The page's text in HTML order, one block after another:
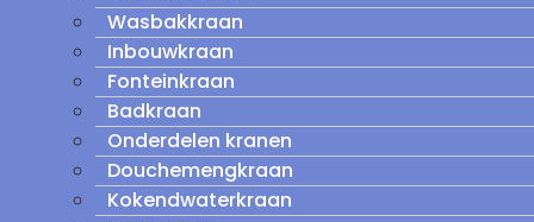
Wasbakkraan
Inbouwkraan
Fonteinkraan
Badkraan
Onderdelen kranen
Douchemengkraan
Kokendwaterkraan